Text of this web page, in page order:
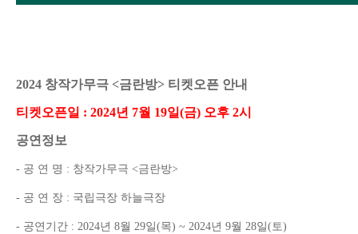
2024 창작가무극 <금란방> 티켓오픈 안내
티켓오픈일 : 2024년 7월 19일(금) 오후 2시
공연정보
- 공 연 명 : 창작가무극 <금란방>
- 공 연 장 : 국립극장 하늘극장
- 공연기간 : 2024년 8월 29일(목) ~ 2024년 9월 28일(토)